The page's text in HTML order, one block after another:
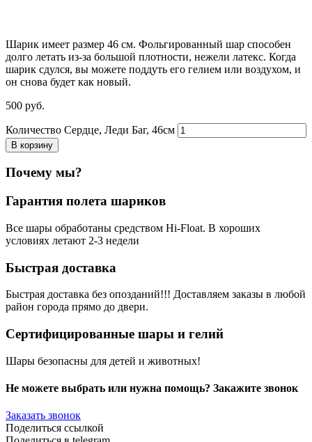
Шарик имеет размер 46 см. Фольгированный шар способен
долго летать из-за большой плотности, нежели латекс. Когда
шарик сдулся, вы можете поддуть его гелием или воздухом, и
он снова будет как новый.
500 руб.
Количество Сердце, Леди Баг, 46см
В корзину
Почему мы?
Гарантия полета шариков
Все шары обработаны средством Hi-Float. В хороших
условиях летают 2-3 недели
Быстрая доставка
Быстрая доставка без опозданий!!! Доставляем заказы в любой
район города прямо до двери.
Сертифицированные шары и гелий
Шары безопасны для детей и животных!
Не можете выбрать или нужна помощь? Закажите звонок
Заказать звонок
Поделиться ссылкой